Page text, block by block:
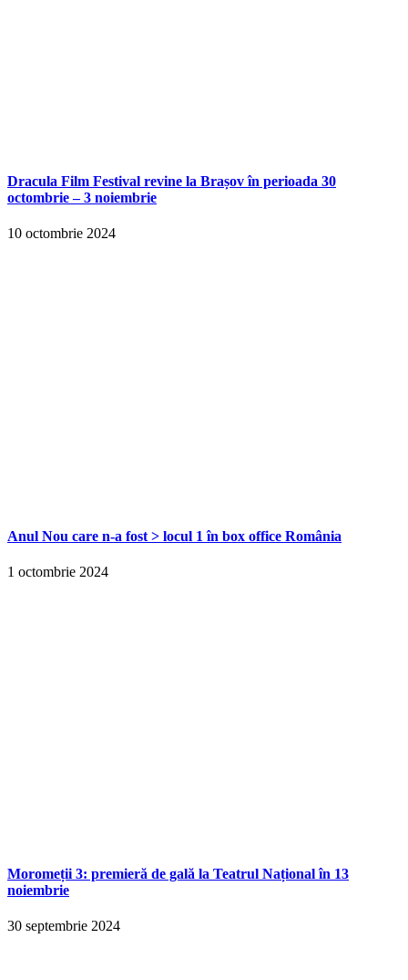
Dracula Film Festival revine la Brașov în perioada 30
octombrie – 3 noiembrie
10 octombrie 2024
Anul Nou care n-a fost > locul 1 în box office România
1 octombrie 2024
Moromeții 3: premieră de gală la Teatrul Național în 13
noiembrie
30 septembrie 2024